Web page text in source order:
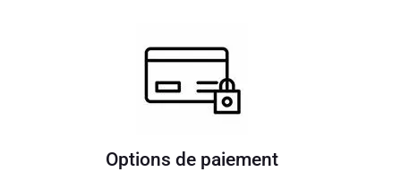
Options de paiement